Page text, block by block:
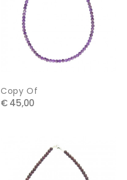
Copy Of
€ 45,00